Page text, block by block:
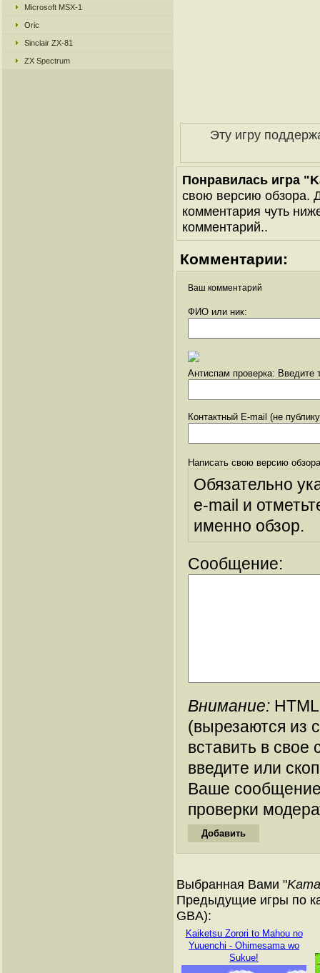
Microsoft MSX-1
Oric
Sinclair ZX-81
ZX Spectrum
Эту игру
Понравилась игра
свою версию обзора.
комментария чуть
комментарий..
Комментарии:
Ваш комментарий
ФИО или ник:
Антиспам проверка: Введите
Контактный E-mail (не
Написать свою версию
Обязательно
e-mail и
именно обзор.
Сообщение:
Внимание:
(вырезаются из
вставить в
введите или
Ваше
проверки
Выбранная Вами "
Предыдущие игры по
GBA):
Kaiketsu Zorori to Mahou no
Yuuenchi - Ohimesama wo
Sukue!